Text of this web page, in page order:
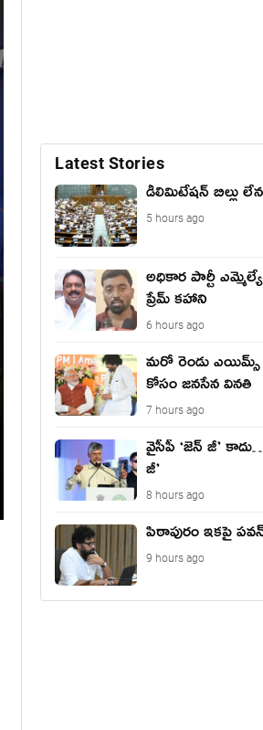
Latest Stories
డీలిమిటేషన్ బిల్లు
5 hours ago
అధికార పార్టీ
ప్రేమ్ కహాని
6 hours ago
మరో రెండు ఎయిమ్స్
కోసం జనసేన వినతి
7 hours ago
వైసీపీ ‘జెన్ జీ’
జీ’
8 hours ago
పిఠాపురం ఇకపై
9 hours ago